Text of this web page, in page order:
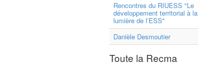
Rencontres du RIUESS "Le
développement territorial à la
lumière de l’ESS"
Danièle Desmoutier
Toute la Recma